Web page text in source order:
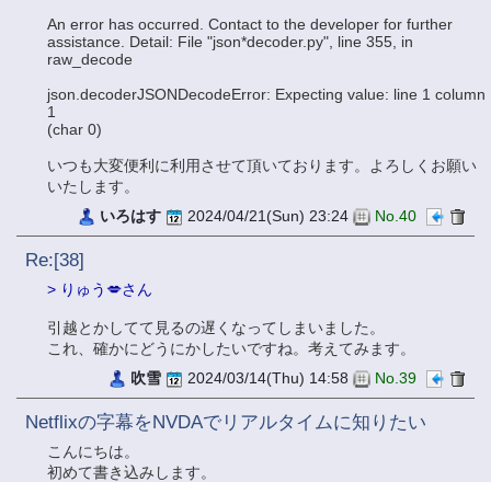
An error has occurred. Contact to the developer for further
assistance. Detail: File "json*decoder.py", line 355, in
raw_decode
json.decoderJSONDecodeError: Expecting value: line 1 column
1
(char 0)
いつも大変便利に利用させて頂いております。よろしくお願い
いたします。
いろはす
2024/04/21(Sun) 23:24 No.40
Re:[38]
> りゅう💋さん
引越とかしてて見るの遅くなってしまいました。
これ、確かにどうにかしたいですね。考えてみます。
吹雪
2024/03/14(Thu) 14:58 No.39
Netflixの字幕をNVDAでリアルタイムに知りたい
こんにちは。
初めて書き込みします。